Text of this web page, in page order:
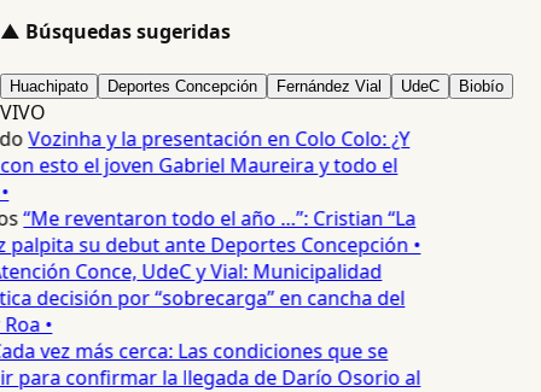
▲ Búsquedas sugeridas
Huachipato Deportes Concepción Fernández Vial UdeC Biobío
VIVO
Vozinha y la presentación en Colo Colo: ¿Y
esto el joven Gabriel Maureira y todo el
“Me reventaron todo el año …”: Cristian “La
palpita su debut ante Deportes Concepción •
Conce, UdeC y Vial: Municipalidad
decisión por “sobrecarga” en cancha del
•
vez más cerca: Las condiciones que se
para confirmar la llegada de Darío Osorio al